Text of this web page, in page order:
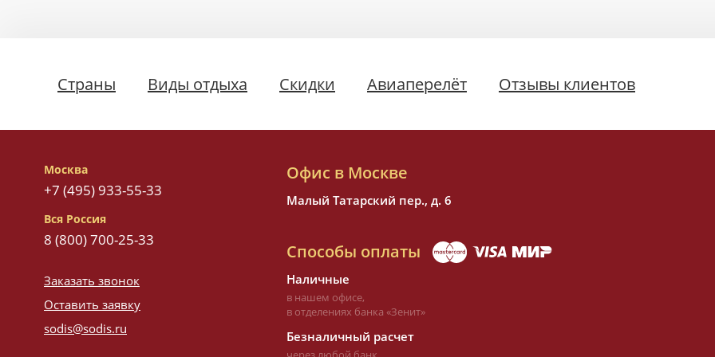
Страны Виды отдыха Скидки Авиаперелёт Отзывы клиентов
Москва
+7 (495) 933-55-33
Вся Россия
8 (800) 700-25-33
Заказать звонок
Оставить заявку
sodis@sodis.ru
Офис в Москве
Малый Татарский пер., д. 6
Способы оплаты
Наличные
в нашем офисе,
в отделениях банка «Зенит»
Безналичный расчет